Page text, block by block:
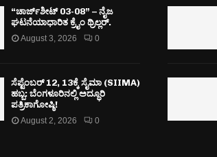
“ಚಾರ್ಜ್‌ಶೀಟ್ 03-08” – ನೈಜ
ಘಟನೆಯಾಧಾರಿತ ಕ್ರೈಂ ಥ್ರಿಲ್ಲರ್.
August 3, 2026 0
ಸೆಪ್ಟೆಂಬರ್ 12, 13ಕ್ಕೆ ಸೈಮಾ (SIIMA)
ಹಬ್ಬ: ಬೆಂಗಳೂರಿನಲ್ಲಿ ಅದ್ಧೂರಿ
ಪತ್ರಿಕಾಗೋಷ್ಠಿ!
August 2, 2026 0